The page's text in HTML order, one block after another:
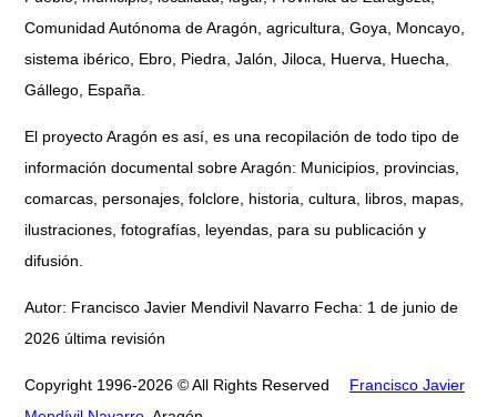
Comunidad Autónoma de Aragón, agricultura, Goya, Moncayo,
sistema ibérico, Ebro, Piedra, Jalón, Jiloca, Huerva, Huecha,
Gállego, España.
El proyecto Aragón es así, es una recopilación de todo tipo de
información documental sobre Aragón: Municipios, provincias,
comarcas, personajes, folclore, historia, cultura, libros, mapas,
ilustraciones, fotografías, leyendas, para su publicación y
difusión.
Autor: Francisco Javier Mendivil Navarro Fecha: 1 de junio de
2026 última revisión
Copyright 1996-2026 © All Rights Reserved
Francisco Javier